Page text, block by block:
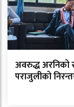
अवरुद्ध अरनिको
पराजुलीको